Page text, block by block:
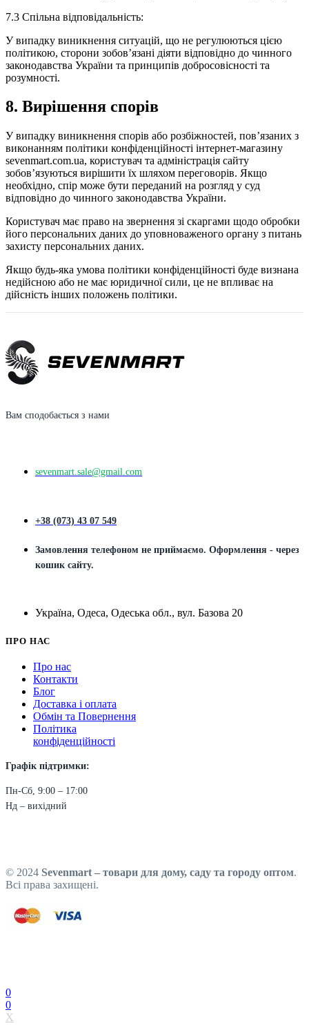
7.3 Спільна відповідальність:
У випадку виникнення ситуацій, що не регулюються цією
політикою, сторони зобов’язані діяти відповідно до чинного
законодавства України та принципів добросовісності та
розумності.
8. Вирішення спорів
У випадку виникнення спорів або розбіжностей, пов’язаних з
виконанням політики конфіденційності інтернет-магазину
sevenmart.com.ua, користувач та адміністрація сайту
зобов’язуються вирішити їх шляхом переговорів. Якщо
необхідно, спір може бути переданий на розгляд у суд
відповідно до чинного законодавства України.
Користувач має право на звернення зі скаргами щодо обробки
його персональних даних до уповноваженого органу з питань
захисту персональних даних.
Якщо будь-яка умова політики конфіденційності буде визнана
недійсною або не має юридичної сили, це не впливає на
дійсність інших положень політики.
Вам сподобається з нами
sevenmart.sale@gmail.com
+38 (073) 43 07 549
Замовлення телефоном не приймаємо. Оформлення - через
кошик сайту.
Україна, Одеса, Одеська обл., вул. Базова 20
ПРО НАС
Про нас
Контакти
Блог
Доставка і оплата
Обмін та Повернення
Політика
конфіденційності
Графік підтримки:
Пн-Сб, 9:00 – 17:00
Нд – вихідний
© 2024 Sevenmart – товари для дому, саду та городу оптом.
Всі права захищені.
0
0
X